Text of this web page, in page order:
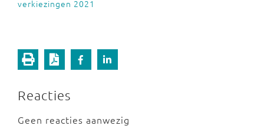
verkiezingen 2021
Reacties
Geen reacties aanwezig